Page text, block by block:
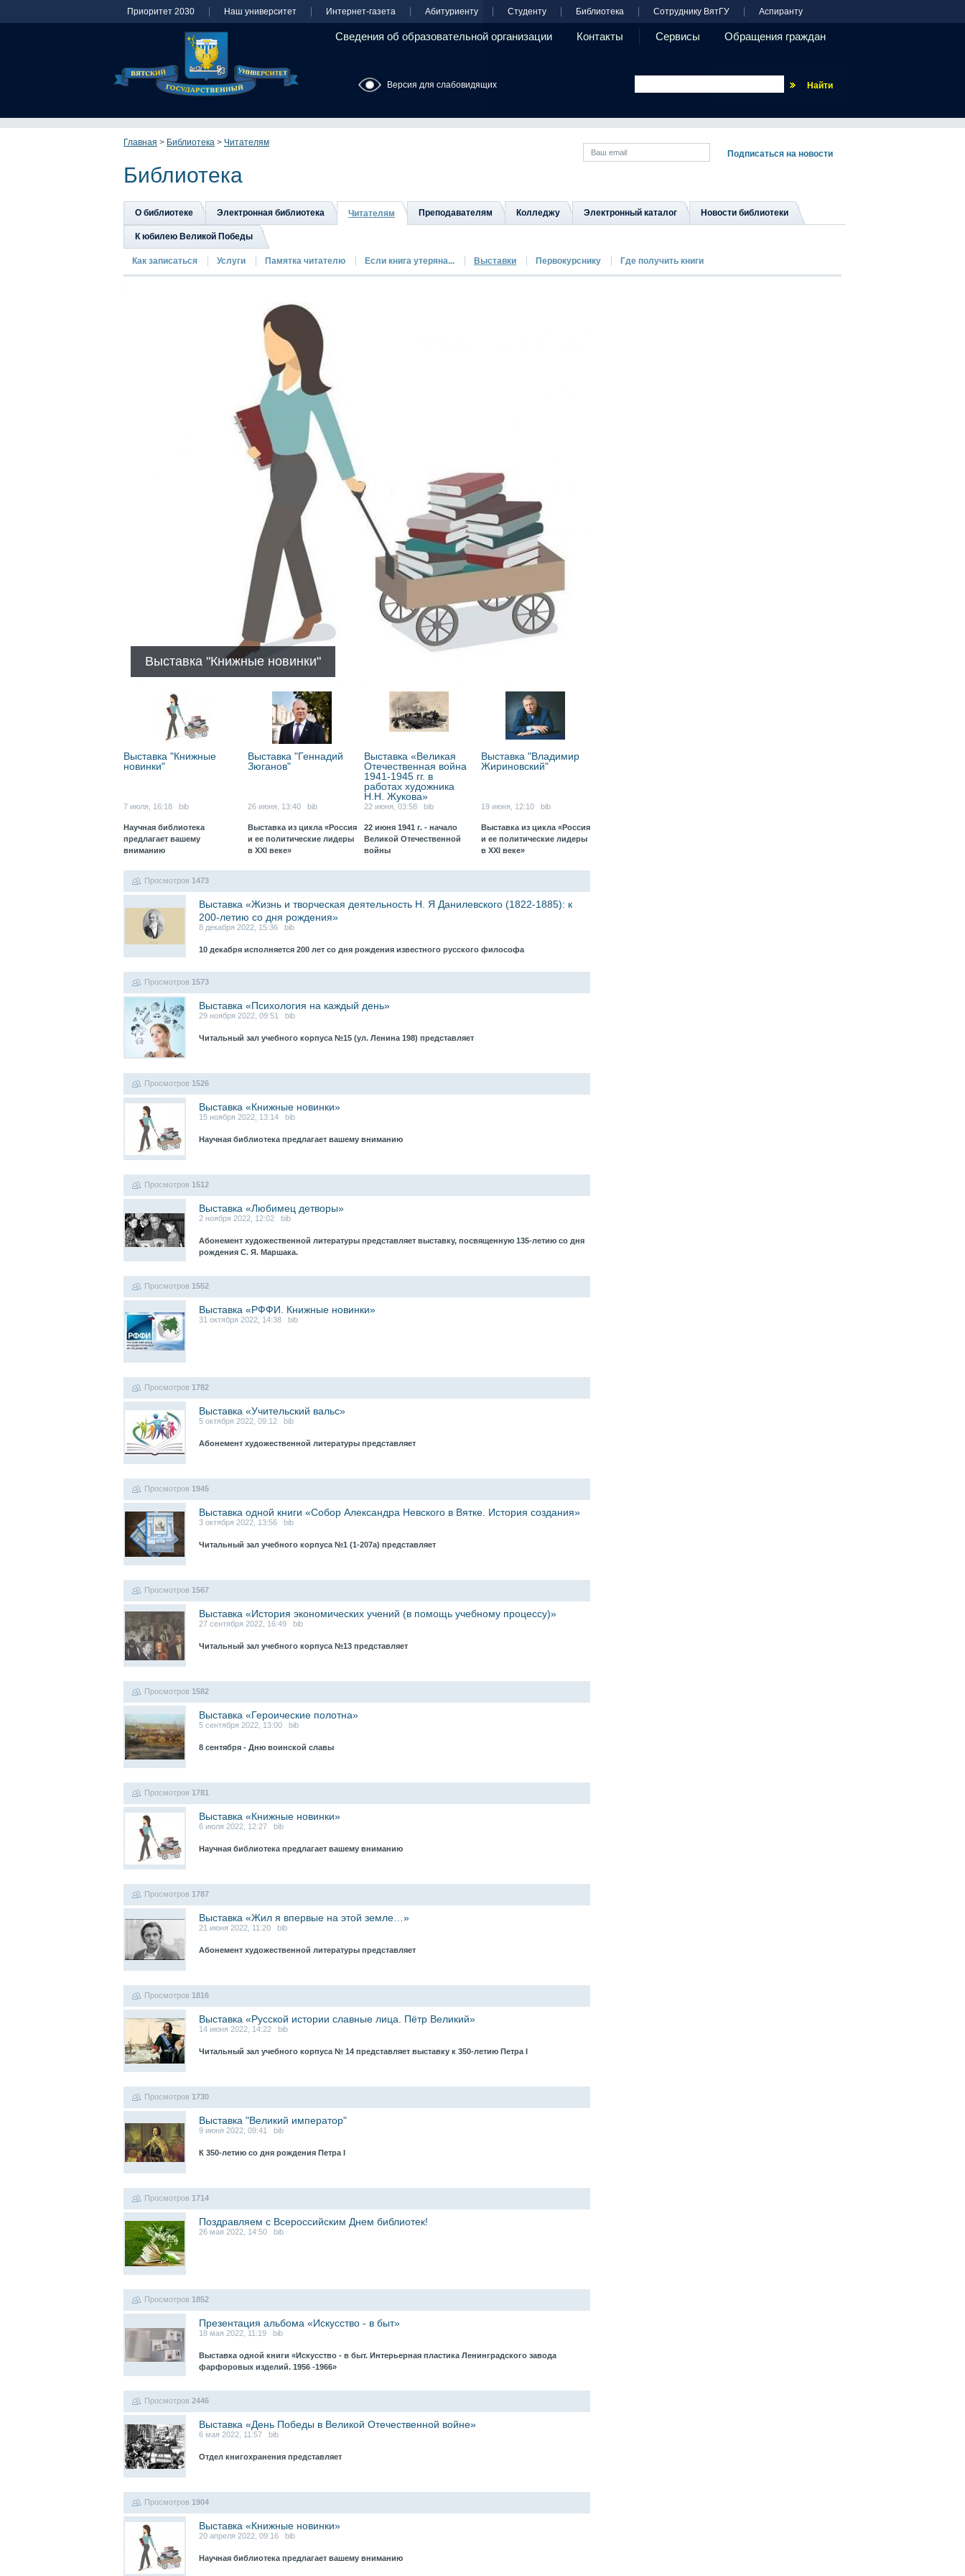
Приоритет 2030 Наш университет Интернет-газета Абитуриенту Студенту Библиотека Сотруднику ВятГУ Аспиранту
Сведения об образовательной организации Контакты Сервисы Обращения граждан
Версия для слабовидящих
Главная > Библиотека > Читателям
Библиотека
О библиотеке Электронная библиотека Читателям Преподавателям Колледжу Электронный каталог Новости библиотеки
К юбилею Великой Победы
Как записаться Услуги Памятка читателю Если книга утеряна... Выставки Первокурснику Где получить книги
Выставка "Книжные новинки"
Выставка "Книжные
новинки"
7 июля, 16:18 bib
Научная библиотека
предлагает вашему
вниманию
Выставка "Геннадий
Зюганов"
26 июня, 13:40 bib
Выставка из цикла «Россия
и ее политические лидеры
в XXI веке»
Выставка «Великая
Отечественная война
1941-1945 гг. в
работах художника
Н.Н. Жукова»
22 июня, 03:58 bib
22 июня 1941 г. - начало
Великой Отечественной
войны
Выставка "Владимир
Жириновский"
19 июня, 12:10 bib
Выставка из цикла «Россия
и ее политические лидеры
в XXI веке»
Просмотров 1473
Выставка «Жизнь и творческая деятельность Н. Я Данилевского (1822-1885): к
200-летию со дня рождения»
8 декабря 2022, 15:36 bib
10 декабря исполняется 200 лет со дня рождения известного русского философа
Просмотров 1573
Выставка «Психология на каждый день»
29 ноября 2022, 09:51 bib
Читальный зал учебного корпуса №15 (ул. Ленина 198) представляет
Просмотров 1526
Выставка «Книжные новинки»
15 ноября 2022, 13:14 bib
Научная библиотека предлагает вашему вниманию
Просмотров 1512
Выставка «Любимец детворы»
2 ноября 2022, 12:02 bib
Абонемент художественной литературы представляет выставку, посвященную 135-летию со дня
рождения С. Я. Маршака.
Просмотров 1552
Выставка «РФФИ. Книжные новинки»
31 октября 2022, 14:38 bib
Просмотров 1782
Выставка «Учительский вальс»
5 октября 2022, 09:12 bib
Абонемент художественной литературы представляет
Просмотров 1945
Выставка одной книги «Собор Александра Невского в Вятке. История создания»
3 октября 2022, 13:56 bib
Читальный зал учебного корпуса №1 (1-207а) представляет
Просмотров 1567
Выставка «История экономических учений (в помощь учебному процессу)»
27 сентября 2022, 16:49 bib
Читальный зал учебного корпуса №13 представляет
Просмотров 1582
Выставка «Героические полотна»
5 сентября 2022, 13:00 bib
8 сентября - Дню воинской славы
Просмотров 1781
Выставка «Книжные новинки»
6 июля 2022, 12:27 bib
Научная библиотека предлагает вашему вниманию
Просмотров 1787
Выставка «Жил я впервые на этой земле…»
21 июня 2022, 11:20 bib
Абонемент художественной литературы представляет
Просмотров 1816
Выставка «Русской истории славные лица. Пётр Великий»
14 июня 2022, 14:22 bib
Читальный зал учебного корпуса № 14 представляет выставку к 350-летию Петра I
Просмотров 1730
Выставка "Великий император"
9 июня 2022, 09:41 bib
К 350-летию со дня рождения Петра I
Просмотров 1714
Поздравляем с Всероссийским Днем библиотек!
26 мая 2022, 14:50 bib
Просмотров 1852
Презентация альбома «Искусство - в быт»
18 мая 2022, 11:19 bib
Выставка одной книги «Искусство - в быт. Интерьерная пластика Ленинградского завода
фарфоровых изделий. 1956 -1966»
Просмотров 2446
Выставка «День Победы в Великой Отечественной войне»
6 мая 2022, 11:57 bib
Отдел книгохранения представляет
Просмотров 1904
Выставка «Книжные новинки»
20 апреля 2022, 09:16 bib
Научная библиотека предлагает вашему вниманию